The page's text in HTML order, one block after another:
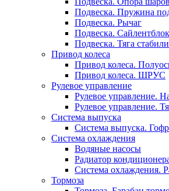
Подвеска. Пружина
Подвеска. Рычаг
Подвеска. Сайлентблок
Подвеска. Тяга
Привод колеса
Привод колеса.
Привод колеса. ШРУС
Рулевое управление
Рулевое управление.
Рулевое управление.
Система выпуска
Система выпуска.
Система охлаждения
Водяные насосы
Радиатор
Система охлаждения.
Тормоза